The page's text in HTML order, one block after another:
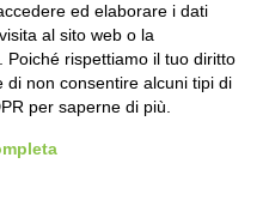
ed elaborare i dati
al sito web o la
Poiché rispettiamo il tuo diritto
di non consentire alcuni tipi di
per saperne di più.